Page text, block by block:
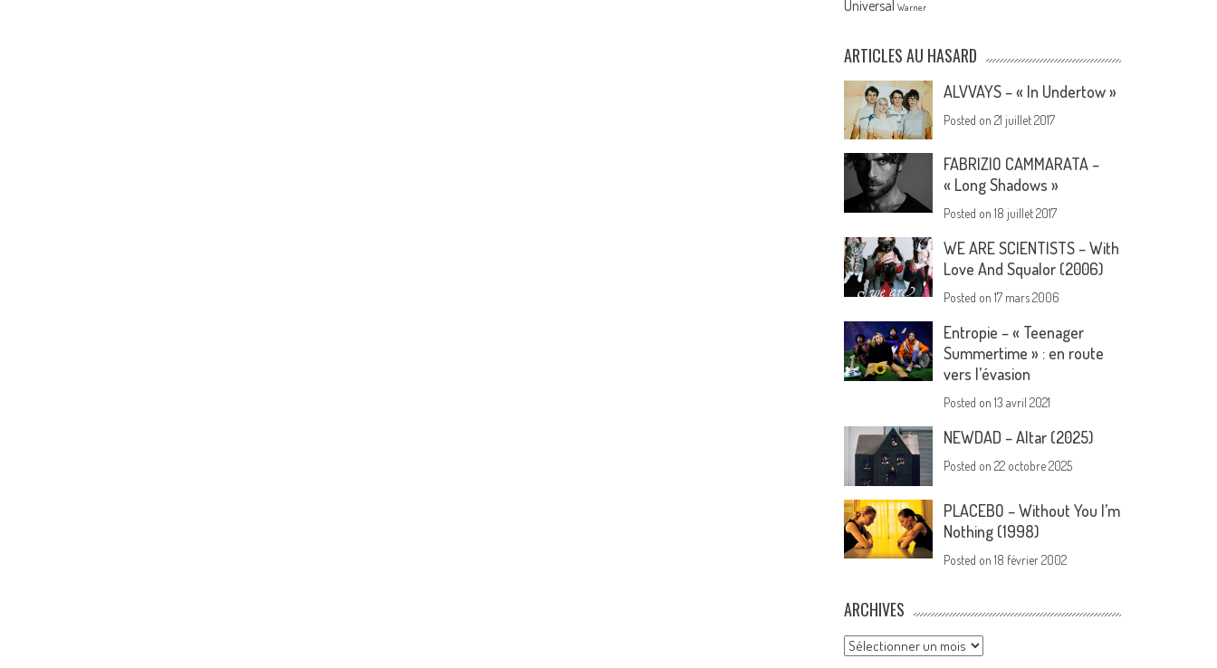
Universal Warner
ARTICLES AU HASARD
ALVVAYS – « In Undertow »
Posted on21 juillet 2017
FABRIZIO CAMMARATA –
« Long Shadows »
Posted on18 juillet 2017
WE ARE SCIENTISTS – With
Love And Squalor (2006)
Posted on17 mars 2006
Entropie – « Teenager
Summertime » : en route
vers l’évasion
Posted on13 avril 2021
NEWDAD – Altar (2025)
Posted on22 octobre 2025
PLACEBO – Without You I’m
Nothing (1998)
Posted on18 février 2002
ARCHIVES
Archives